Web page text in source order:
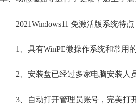
2021Windows11 免激活版系统特点
1、具有WinPE微操作系统和常用的
2、安装盘已经过多家电脑安装人
3、自动打开管理员账号，完美打开